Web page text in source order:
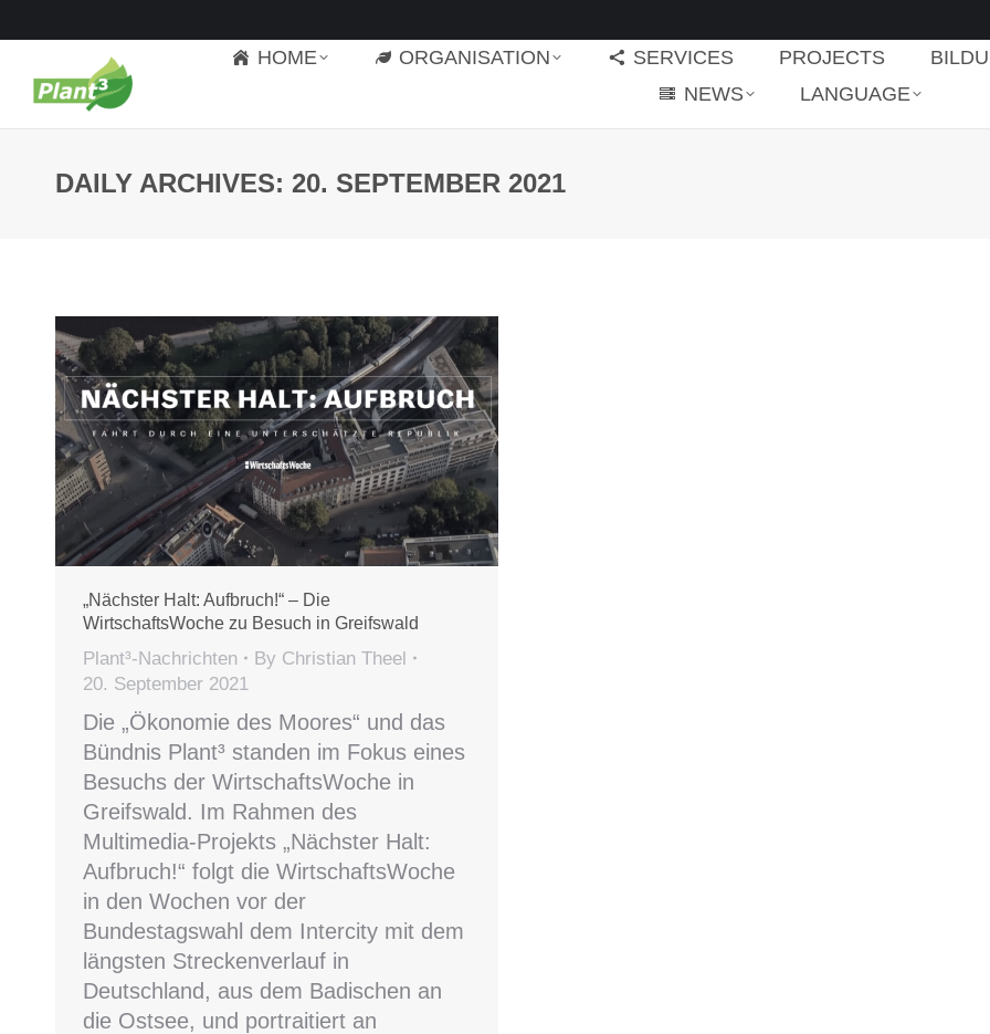
HOME ORGANISATION SERVICES PROJECTS
NEWS
LANGUAGE
DAILY ARCHIVES: 20. SEPTEMBER 2021
„Nächster Halt: Aufbruch!“ – Die
WirtschaftsWoche zu Besuch in Greifswald
Plant³-Nachrichten By Christian Theel
20. September 2021
Die „Ökonomie des Moores“ und das
Bündnis Plant³ standen im Fokus eines
Besuchs der WirtschaftsWoche in
Greifswald. Im Rahmen des
Multimedia-Projekts „Nächster Halt:
Aufbruch!“ folgt die WirtschaftsWoche
in den Wochen vor der
Bundestagswahl dem Intercity mit dem
längsten Streckenverlauf in
Deutschland, aus dem Badischen an
die Ostsee, und portraitiert an